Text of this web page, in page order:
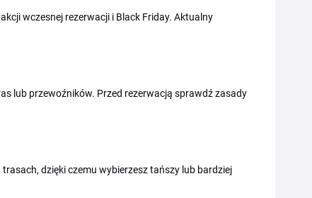
wczesnej rezerwacji i Black Friday. Aktualny
lub przewoźników. Przed rezerwacją sprawdź zasady
dzięki czemu wybierzesz tańszy lub bardziej